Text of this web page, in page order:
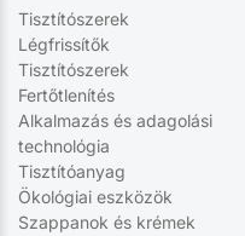
Tisztítószerek
Légfrissítők
Tisztítószerek
Fertőtlenítés
Alkalmazás és adagolási
technológia
Tisztítóanyag
Ökológiai eszközök
Szappanok és krémek